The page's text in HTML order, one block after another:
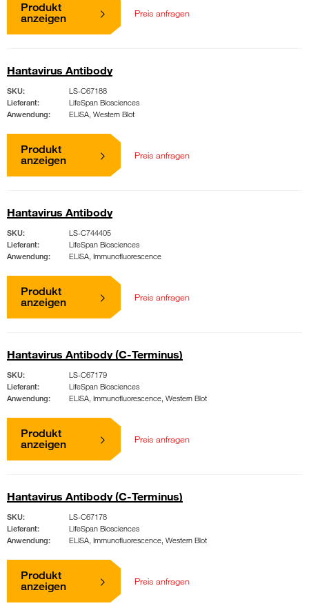
Produkt
anzeigen
Preis anfragen
Hantavirus Antibody
SKU:
LS-C67188
Lieferant:
LifeSpan Biosciences
Anwendung:
ELISA, Western Blot
Produkt
anzeigen
Preis anfragen
Hantavirus Antibody
SKU:
LS-C744405
Lieferant:
LifeSpan Biosciences
Anwendung:
ELISA, Immunofluorescence
Produkt
anzeigen
Preis anfragen
Hantavirus Antibody (C-Terminus)
SKU:
LS-C67179
Lieferant:
LifeSpan Biosciences
Anwendung:
ELISA, Immunofluorescence, Western Blot
Produkt
anzeigen
Preis anfragen
Hantavirus Antibody (C-Terminus)
SKU:
LS-C67178
Lieferant:
LifeSpan Biosciences
Anwendung:
ELISA, Immunofluorescence, Western Blot
Produkt
anzeigen
Preis anfragen